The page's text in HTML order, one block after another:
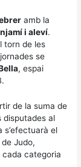
amb la
i aleví.
torn de les
se
, espai
de la suma de
disputades al
s’efectuarà el
Judo,
cada categoria